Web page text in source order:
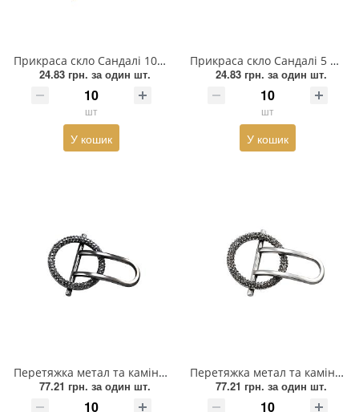
Прикраса скло Сандалі 10*8см та 11мм GOLD, хематит, білий, червоне каміння, перетяжка потрійна
24.83 грн. за один шт.
шт
У кошик
Прикраса скло Сандалі 5 ромашок драже 85*90мм GOLD, кольорове каміння пластик, перетяжка потрійна
24.83 грн. за один шт.
шт
У кошик
Перетяжка метал та каміння Круг, 3,5см, матовий нікель блек, чорний, шт
77.21 грн. за один шт.
Перетяжка метал та каміння Круг, 3,5см, матовий нікель, срібло, шт
77.21 грн. за один шт.